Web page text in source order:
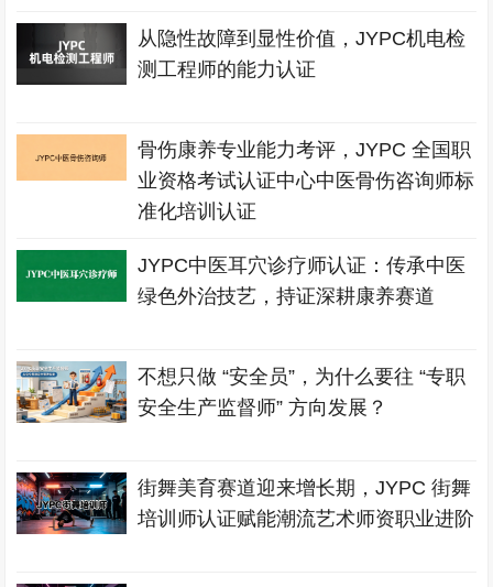
从隐性故障到显性价值，JYPC机电检
测工程师的能力认证
骨伤康养专业能力考评，JYPC 全国职
业资格考试认证中心中医骨伤咨询师标
准化培训认证
JYPC中医耳穴诊疗师认证：传承中医
绿色外治技艺，持证深耕康养赛道
不想只做 “安全员”，为什么要往 “专职
安全生产监督师” 方向发展？
街舞美育赛道迎来增长期，JYPC 街舞
培训师认证赋能潮流艺术师资职业进阶